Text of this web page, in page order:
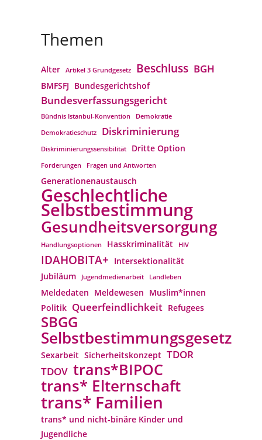
Themen
Alter Artikel 3 Grundgesetz Beschluss BGH
BMFSFJ Bundesgerichtshof
Bundesverfassungs­gericht
Bündnis Istanbul-Konvention
Demokratie
Demokratieschutz
Diskriminierung
Diskriminierungssensibilität Dritte Option
Forderungen Fragen und Antworten
Generationenaustausch
Geschlechtliche
Selbstbestimmung
Gesundheitsversorgung
Handlungsoptionen Hasskriminalität HIV
IDAHOBITA+ Intersektionalität
Jubiläum
Jugendmedienarbeit Landleben
Meldedaten Meldewesen Muslim*innen
Politik Queerfeindlichkeit Refugees
SBGG
Selbstbestimmungsgesetz
Sexarbeit Sicherheitskonzept TDOR
TDOV trans*BIPOC
trans* Elternschaft
trans* Familien
trans* und nicht-binäre Kinder und
Jugendliche